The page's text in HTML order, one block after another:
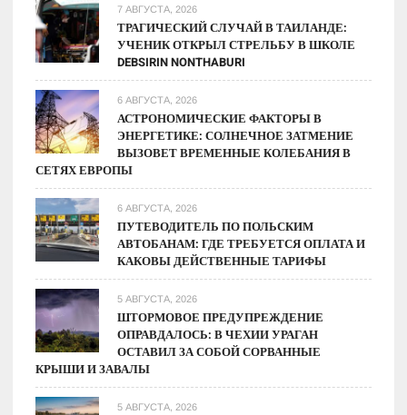
7 АВГУСТА, 2026
ТРАГИЧЕСКИЙ СЛУЧАЙ В ТАИЛАНДЕ:
УЧЕНИК ОТКРЫЛ СТРЕЛЬБУ В ШКОЛЕ
DEBSIRIN NONTHABURI
6 АВГУСТА, 2026
АСТРОНОМИЧЕСКИЕ ФАКТОРЫ В
ЭНЕРГЕТИКЕ: СОЛНЕЧНОЕ ЗАТМЕНИЕ
ВЫЗОВЕТ ВРЕМЕННЫЕ КОЛЕБАНИЯ В
СЕТЯХ ЕВРОПЫ
6 АВГУСТА, 2026
ПУТЕВОДИТЕЛЬ ПО ПОЛЬСКИМ
АВТОБАНАМ: ГДЕ ТРЕБУЕТСЯ ОПЛАТА И
КАКОВЫ ДЕЙСТВЕННЫЕ ТАРИФЫ
5 АВГУСТА, 2026
ШТОРМОВОЕ ПРЕДУПРЕЖДЕНИЕ
ОПРАВДАЛОСЬ: В ЧЕХИИ УРАГАН
ОСТАВИЛ ЗА СОБОЙ СОРВАННЫЕ
КРЫШИ И ЗАВАЛЫ
5 АВГУСТА, 2026